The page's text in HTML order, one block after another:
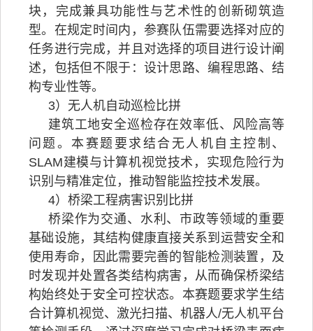
块，完成兼具功能性与艺术性的创新砌筑造
型。在规定时间内，参赛队伍需要选择对应的
任务进行完成，并且对选择的项目进行设计阐
述，包括但不限于：设计思路、编程思路、结
构专业性等。
3）无人机自动巡检比拼
建筑工地安全巡检存在效率低、风险高等
问题。本赛题要求结合无人机自主控制、
SLAM建模与计算机视觉技术，实现危险行为
识别与精准定位，推动智能监控技术发展。
4）桥梁工程病害识别比拼
桥梁作为交通、水利、市政等领域的重要
基础设施，其结构健康直接关系到运营安全和
使用寿命，因此需要完善的智能检测装置，及
时发现并处置各类结构病害，从而确保桥梁结
构始终处于安全可控状态。本赛题要求学生结
合计算机视觉、激光扫描、机器人/无人机平台